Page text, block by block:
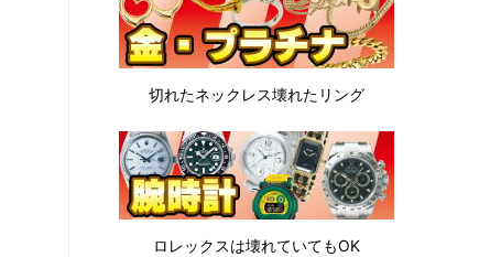
切れたネックレス壊れたリング
ロレックスは壊れていてもOK